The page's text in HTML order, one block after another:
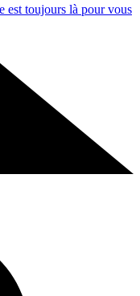
est toujours là pour vous